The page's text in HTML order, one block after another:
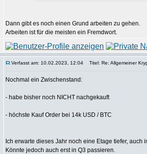
Dann gibt es noch einen Grund arbeiten zu gehen.
Arbeiten ist für die meisten ein Fremdwort.
Verfasst am: 10.02.2023, 12:04 Titel: Re: Allgemeiner
Nochmal ein Zwischenstand:
- habe bisher noch NICHT nachgekauft
- höchste Kauf Order bei 14k USD / BTC
Ich erwarte dieses Jahr noch eine Etage tiefer, auch
Könnte jedoch auch erst in Q3 passieren.